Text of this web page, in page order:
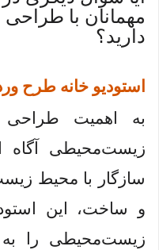
مهمانان با
دارید؟
استودیو خانه طرح
به اهمیت طراحی
زیست‌محیطی آگاه
سازگار با محیط
و ساخت، این
زیست‌محیطی را به